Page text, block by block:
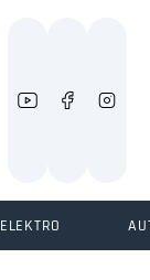
najít?